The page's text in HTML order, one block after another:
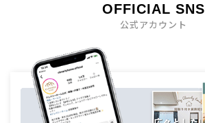
OFFICIAL SNS
公式アカウント